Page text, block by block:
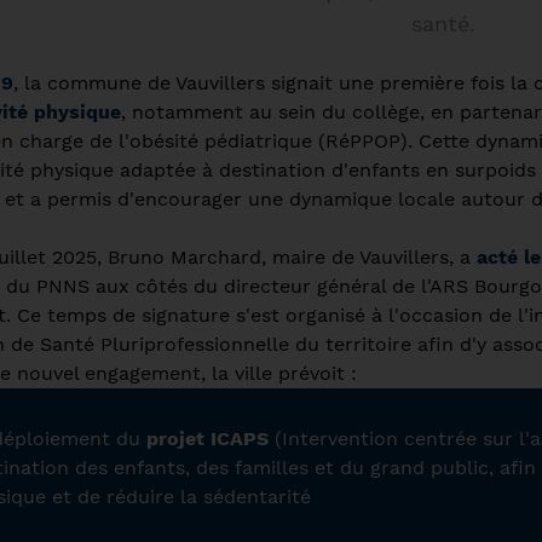
, la commune de Vauvillers signait une première fois la
physique, notamment au sein du collège, en
charge de l'obésité pédiatrique (RéPPOP). Cette
physique adaptée à destination d'enfants en
et a permis d'encourager une dynamique locale autour
2025, Bruno Marchard, maire de Vauvillers, a acté
PNNS aux côtés du directeur général de l'ARS
Ce temps de signature s'est organisé à l'occasion de
de Santé Pluriprofessionnelle du territoire afin d'y
nouvel engagement, la ville prévoit :
du projet ICAPS (Intervention centrée sur
des enfants, des familles et du grand public,
et de réduire la sédentarité